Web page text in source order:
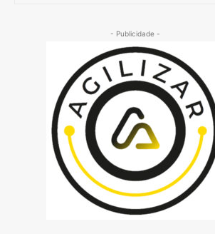
- Publicidade -